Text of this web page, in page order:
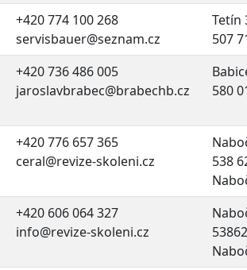
+420 774 100 268
servisbauer@seznam.cz
Tetín
507
+420 736 486 005
jaroslavbrabec@brabechb.cz
580
+420 776 657 365
ceral@revize-skoleni.cz
538
+420 606 064 327
info@revize-skoleni.cz
53862